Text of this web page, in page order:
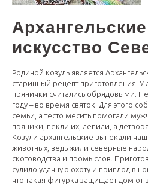
искусство
Родиной козуль является
старинный рецепт приготовления.
прянички считались обрядовыми.
году – во время святок. Для этого
семьи, а тесто месить помогали
пряники, пекли их, лепили, а
Козули архангельские выпекали
животных, ведь жили северные
скотоводства и промыслов.
сулило удачную охоту и приплод в
что такая фигурка защищает дом от